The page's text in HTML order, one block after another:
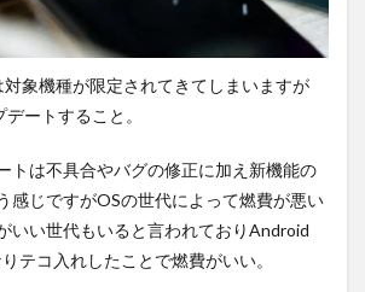
象機種が限定されてきてしまいますが
ートすること。
トは不具合やバグの修正に加え新機能の
感じですがOSの世代によって燃費が悪い
いい世代もいると言われておりAndroid
テコ入れしたことで燃費がいい。